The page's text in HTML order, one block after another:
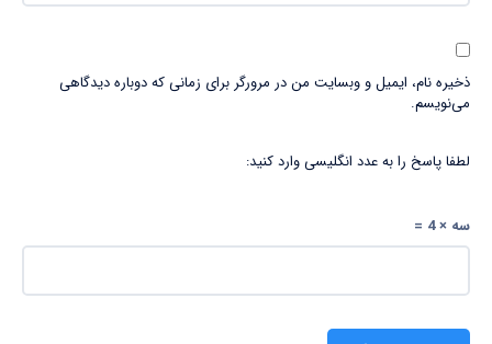
ذخیره نام، ایمیل و وبسایت من در مرورگر برای زمانی که دوباره دیدگاهی
می‌نویسم.
لطفا پاسخ را به عدد انگلیسی وارد کنید:
سه × 4 =